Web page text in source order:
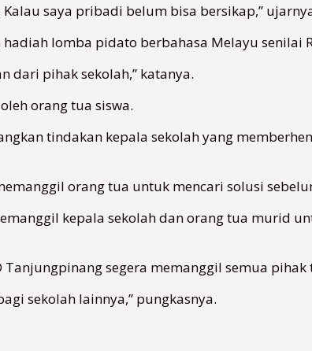
saya pribadi belum bisa bersikap,”
lomba pidato berbahasa Melayu senilai
dari pihak sekolah,” katanya.
orang tua siswa.
tindakan kepala sekolah yang
orang tua untuk mencari solusi
kepala sekolah dan orang tua murid
segera memanggil semua
sekolah lainnya,” pungkasnya.